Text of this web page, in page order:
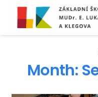
Month: